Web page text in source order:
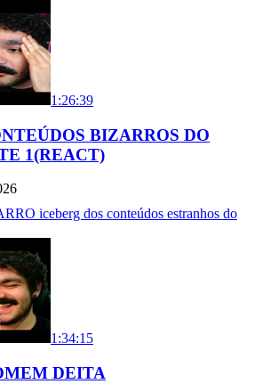
1:26:39
BIZARROS DO
1(REACT)
iceberg dos conteúdos estranhos do
1:34:15
DEITA